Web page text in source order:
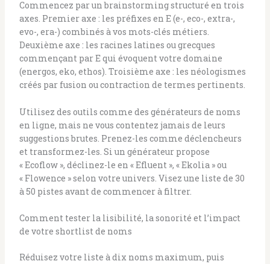
Commencez par un brainstorming structuré en trois
axes. Premier axe : les préfixes en E (e-, eco-, extra-,
evo-, era-) combinés à vos mots-clés métiers.
Deuxième axe : les racines latines ou grecques
commençant par E qui évoquent votre domaine
(energos, eko, ethos). Troisième axe : les néologismes
créés par fusion ou contraction de termes pertinents.
Utilisez des outils comme des générateurs de noms
en ligne, mais ne vous contentez jamais de leurs
suggestions brutes. Prenez-les comme déclencheurs
et transformez-les. Si un générateur propose
« Ecoflow », déclinez-le en « Efluent », « Ekolia » ou
« Flowence » selon votre univers. Visez une liste de 30
à 50 pistes avant de commencer à filtrer.
Comment tester la lisibilité, la sonorité et l’impact
de votre shortlist de noms
Réduisez votre liste à dix noms maximum, puis